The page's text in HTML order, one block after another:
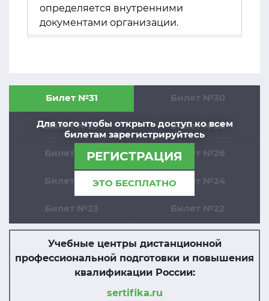
определяется внутренними
документами организации.
Для того чтобы открыть доступ ко всем
билетам зарегистрируйтесь
РЕГИСТРАЦИЯ
ЭТО БЕСПЛАТНО
Билет №31 Билет №30
Билет №29 Билет №28
Билет №27 Билет №26
Билет №25 Билет №24
Билет №23 Билет №22
Учебные центры дистанционной
профессиональной подготовки и повышения
квалификации России:
sertifika.ru